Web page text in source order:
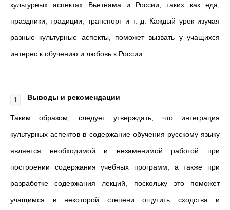
культурных аспектах Вьетнама и России, таких как еда,
праздники, традиции, транспорт и т. д. Каждый урок изучая
разные культурные аспекты, поможет вызвать у учащихся
интерес к обучению и любовь к России.
Выводы и рекомендации
Таким образом, следует утверждать, что интеграция
культурных аспектов в содержание обучения русскому языку
является необходимой и незаменимой работой при
построении содержания учебных программ, а также при
разработке содержания лекций, поскольку это поможет
учащимся в некоторой степени ощутить сходства и